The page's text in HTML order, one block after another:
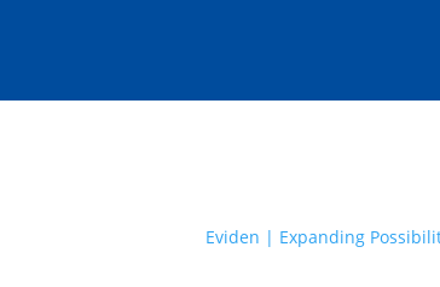
Eviden | Expanding